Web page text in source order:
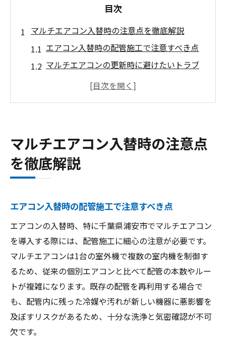
目次
マルチエアコン入替時の注意点を徹底解説
エアコン入替時の配管施工で注意すべき点
マルチエアコンの更新時に避けたいトラブ
マルチエアコン導入時の工期と作業工程と
は
千葉県浦安市で求める業務用エアコンの選び方
マルチエアコン導入時の対応力ある業者選
定
浦安市の建物に最適なエアコン選定のコツ
業務用エアコンで快適さを保つための工夫
設置スペースに合うエアコン選びのポイン
ト
エアコン更新を検討中なら知っておきたい基礎
知識
マルチエアコン入替時の注意点
を徹底解説
エアコン入替時の配管施工で注意すべき点
エアコンの入替時、特に千葉県浦安市でマルチエアコン
を導入する際には、配管施工に細心の注意が必要です。
マルチエアコンは1台の室外機で複数の室内機を制御す
るため、従来の個別エアコンと比べて配管の本数やルー
トが複雑になります。既存の配管を再利用する場合で
も、配管内に残った冷媒や汚れが新しい機器に悪影響を
及ぼすリスクがあるため、十分な洗浄と気密確認が不可
欠です。